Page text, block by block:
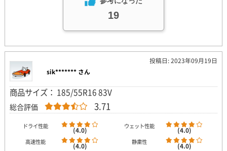
19
投稿日: 2023年09月19日
sik******* さん
商品サイズ： 185/55R16 83V
総合評価 3.71
ドライ性能 (4.0) ウェット性能 (4.0)
高速性能 (4.0) 静粛性 (4.0)